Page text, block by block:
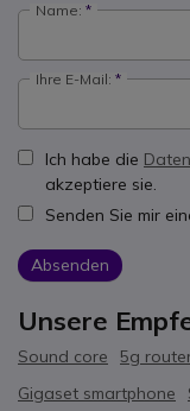
Name:
Ihre E-Mail:
Ich habe die
akzeptiere sie.
Senden Sie mir
Absenden
Unsere
Sound core 5g
Gigaset smartphone